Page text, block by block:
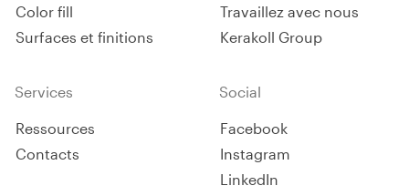
Color fill
Surfaces et finitions
Travaillez avec nous
Kerakoll Group
Services
Ressources
Contacts
Social
Facebook
Instagram
LinkedIn